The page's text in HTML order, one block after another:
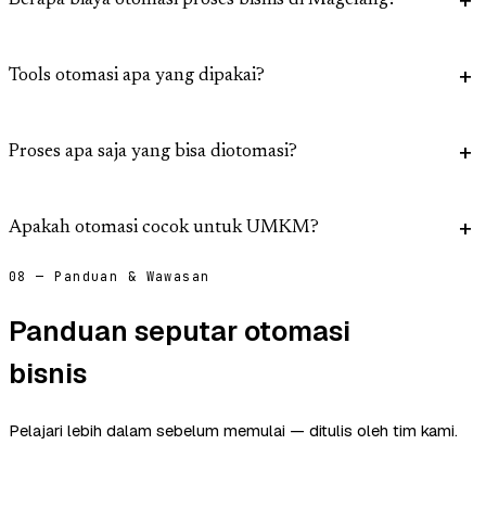
Tools otomasi apa yang dipakai?
Proses apa saja yang bisa diotomasi?
Apakah otomasi cocok untuk UMKM?
08 — Panduan & Wawasan
Panduan seputar otomasi
bisnis
Pelajari lebih dalam sebelum memulai — ditulis oleh tim kami.